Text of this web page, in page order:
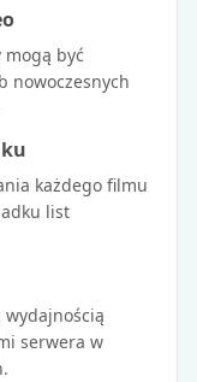
mogą być
nowoczesnych
każdego filmu
list
serwera w